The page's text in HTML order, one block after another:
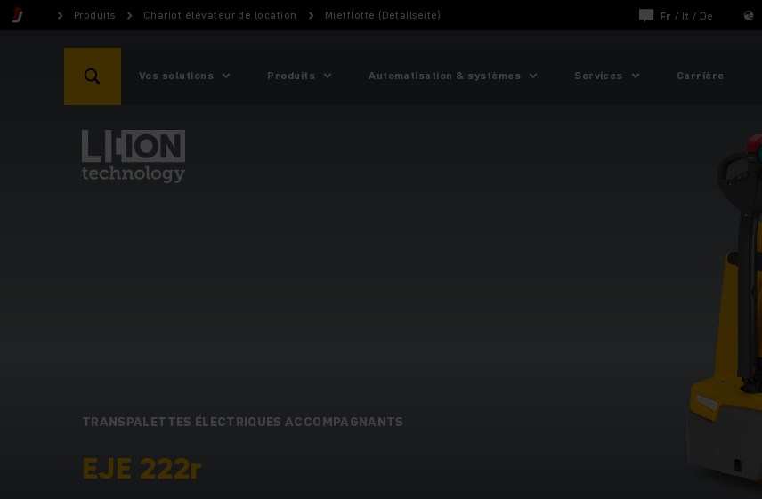
Produits Chariot élévateur de location Mietflotte (Detailseite) Fr / It / De
Vos solutions Produits Automatisation & systèmes Services Carrière
TRANSPALETTES ÉLECTRIQUES ACCOMPAGNANTS
EJE 222r